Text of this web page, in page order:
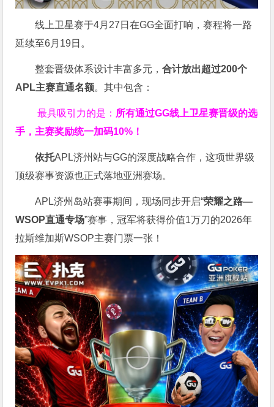
线上卫星赛于4月27日在GG全面打响，赛程将一路
延续至6月19日。
整套晋级体系设计丰富多元，合计放出超过200个
APL主赛直通名额。其中包含：
最具吸引力的是： 所有通过GG线上卫星赛晋级的选
手，主赛奖励统一加码10% ！
依托APL济州站与GG的深度战略合作，这项世界级
顶级赛事资源也正式落地亚洲赛场。
APL济州岛站赛事期间，现场同步开启“荣耀之路—
WSOP直通专场”赛事，冠军将获得价值1万刀的2026年
拉斯维加斯WSOP主赛门票一张！